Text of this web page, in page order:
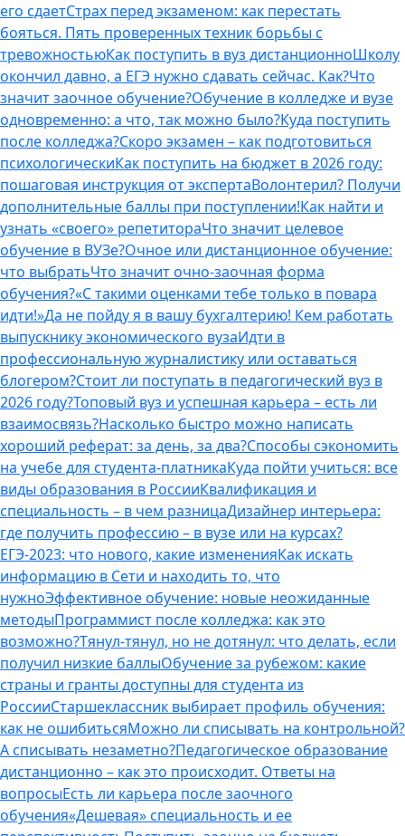
его сдаетСтрах перед экзаменом: как перестать
бояться. Пять проверенных техник борьбы с
тревожностьюКак поступить в вуз дистанционноШколу
окончил давно, а ЕГЭ нужно сдавать сейчас. Как?Что
значит заочное обучение?Обучение в колледже и вузе
одновременно: а что, так можно было?Куда поступить
после колледжа?Скоро экзамен – как подготовиться
психологическиКак поступить на бюджет в 2026 году:
пошаговая инструкция от экспертаВолонтерил? Получи
дополнительные баллы при поступлении!Как найти и
узнать «своего» репетитораЧто значит целевое
обучение в ВУЗе?Очное или дистанционное обучение:
что выбратьЧто значит очно-заочная форма
обучения?«С такими оценками тебе только в повара
идти!»Да не пойду я в вашу бухгалтерию! Кем работать
выпускнику экономического вузаИдти в
профессиональную журналистику или оставаться
блогером?Стоит ли поступать в педагогический вуз в
2026 году?Топовый вуз и успешная карьера – есть ли
взаимосвязь?Насколько быстро можно написать
хороший реферат: за день, за два?Способы сэкономить
на учебе для студента-платникаКуда пойти учиться: все
виды образования в РоссииКвалификация и
специальность – в чем разницаДизайнер интерьера:
где получить профессию – в вузе или на курсах?
ЕГЭ-2023: что нового, какие измененияКак искать
информацию в Сети и находить то, что
нужноЭффективное обучение: новые неожиданные
методыПрограммист после колледжа: как это
возможно?Тянул-тянул, но не дотянул: что делать, если
получил низкие баллыОбучение за рубежом: какие
страны и гранты доступны для студента из
РоссииСтаршеклассник выбирает профиль обучения:
как не ошибитьсяМожно ли списывать на контрольной?
А списывать незаметно?Педагогическое образование
дистанционно – как это происходит. Ответы на
вопросыЕсть ли карьера после заочного
обучения«Дешевая» специальность и ее